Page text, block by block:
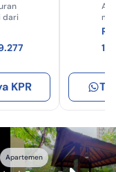
dari
KPR
Rp
Apartemen